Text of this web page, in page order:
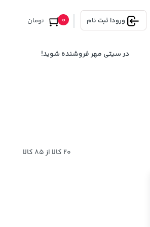
ورود| ثبت نام تومان 0
در سیتی مهر فروشنده شوید!
20 کالا از 85 کالا